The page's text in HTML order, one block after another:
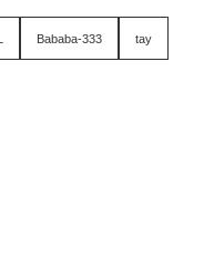
Bababa-333 tay